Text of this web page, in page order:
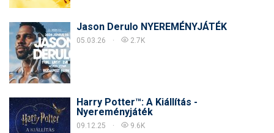
Jason Derulo NYEREMÉNYJÁTÉK
05.03.26 2.7K
Harry Potter™: A Kiállítás -
Nyereményjáték
09.12.25 9.6K